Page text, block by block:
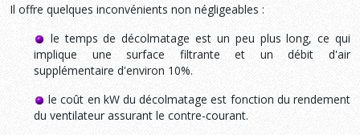
Il offre quelques inconvénients non négligeables :
le temps de décolmatage est un peu plus long, ce qui
implique une surface filtrante et un débit d'air
supplémentaire d'environ 10%.
le coût en kW du décolmatage est fonction du rendement
du ventilateur assurant le contre-courant.